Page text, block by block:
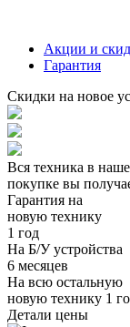
Акции и
Гарантия
Скидки на новое
Вся техника в
покупке вы
Гарантия на
новую технику
1 год
На Б/У устройства
6 месяцев
На всю остальную
новую технику 1
Детали цены